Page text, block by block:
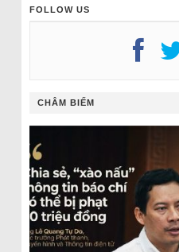
FOLLOW US
CHÂM BIẾM